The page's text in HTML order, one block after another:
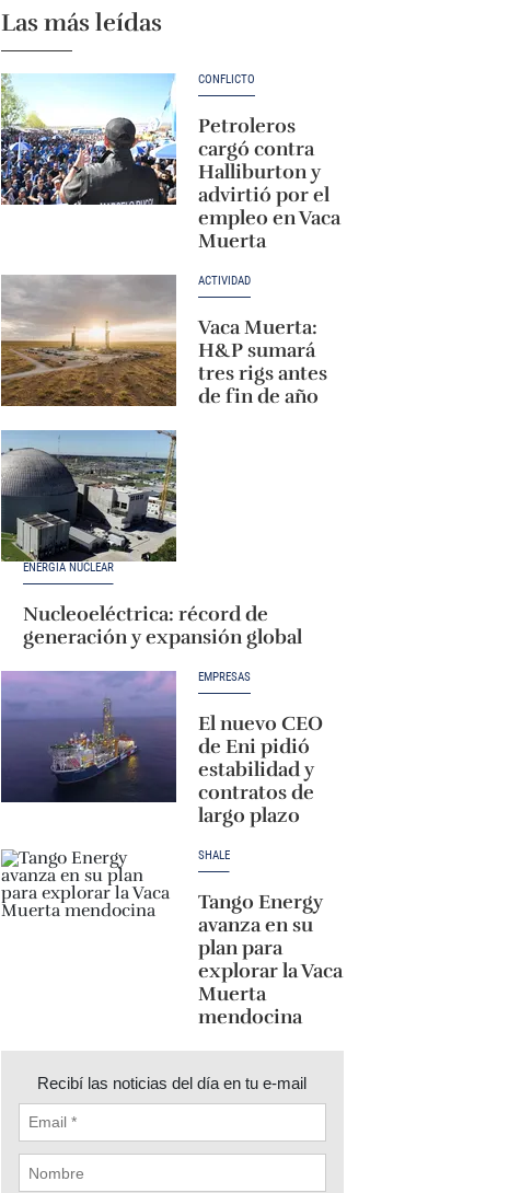
Las más leídas
CONFLICTO
Petroleros
cargó contra
Halliburton y
advirtió por el
empleo en Vaca
Muerta
ACTIVIDAD
Vaca Muerta:
H&P sumará
tres rigs antes
de fin de año
ENERGÍA NUCLEAR
Nucleoeléctrica: récord de
generación y expansión global
EMPRESAS
El nuevo CEO
de Eni pidió
estabilidad y
contratos de
largo plazo
SHALE
Tango Energy
avanza en su
plan para
explorar la Vaca
Muerta
mendocina
Recibí las noticias del día en tu e-mail